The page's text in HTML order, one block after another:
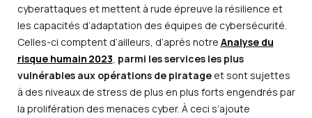
cyberattaques et mettent à rude épreuve la résilience et
les capacités d’adaptation des équipes de cybersécurité.
Celles-ci comptent d’ailleurs, d’après notre Analyse du
risque humain 2023, parmi les services les plus
vulnérables aux opérations de piratageet sont sujettes
à des niveaux de stress de plus en plus forts engendrés par
la prolifération des menaces cyber. À ceci s’ajoute